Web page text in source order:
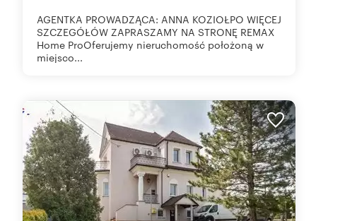
AGENTKA PROWADZĄCA: ANNA KOZIOŁPO WIĘCEJ
SZCZEGÓŁÓW ZAPRASZAMY NA STRONĘ REMAX
Home ProOferujemy nieruchomość położoną w
miejsco...